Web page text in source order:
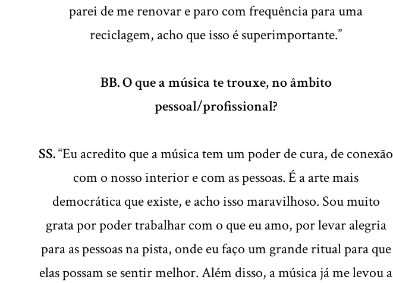
parei de me renovar e paro com frequência para uma
reciclagem, acho que isso é superimportante.”
BB. O que a música te trouxe, no âmbito
pessoal/profissional?
SS.“Eu acredito que a música tem um poder de cura, de conexão
com o nosso interior e com as pessoas. É a arte mais
democrática que existe, e acho isso maravilhoso. Sou muito
grata por poder trabalhar com o que eu amo, por levar alegria
para as pessoas na pista, onde eu faço um grande ritual para que
elas possam se sentir melhor. Além disso, a música já me levou a